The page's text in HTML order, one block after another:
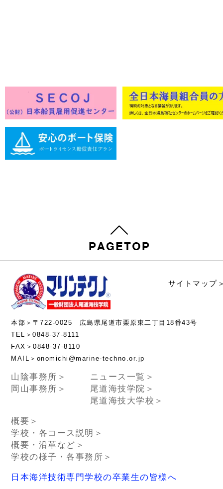
サイトマップ
本部＞〒722-0025 広島県尾道市栗原東二丁目18番43号
TEL＞0848-37-8111
FAX＞0848-37-8110
MAIL＞onomichi@marine-techno.or.jp
山陰事務所＞
岡山事務所＞
ニュース一覧＞
尾道海技学院＞
尾道海技大学校＞
概要＞
学校・各コース説明＞
概要・沿革など＞
学校の様子・各事務所＞
日本海洋技術専門学校の卒業生の皆様へ